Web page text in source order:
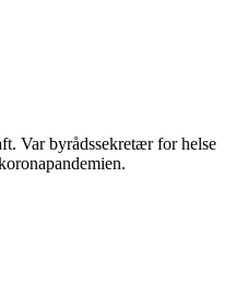
Var byrådssekretær for helse